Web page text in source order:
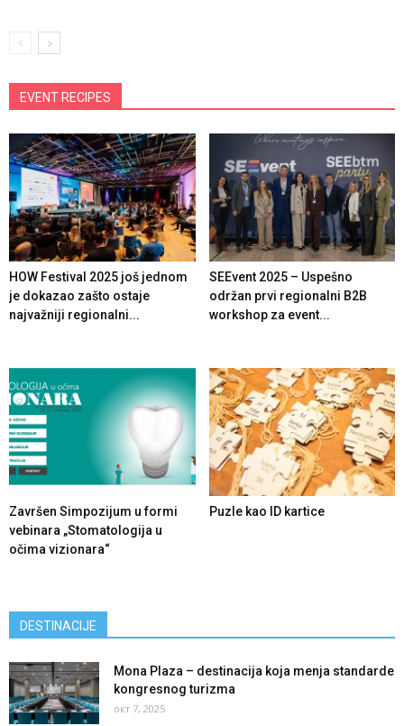
EVENT RECIPES
HOW Festival 2025 još jednom
je dokazao zašto ostaje
najvažniji regionalni...
SEEvent 2025 – Uspešno
održan prvi regionalni B2B
workshop za event...
Završen Simpozijum u formi
vebinara „Stomatologija u
očima vizionara“
Puzle kao ID kartice
DESTINACIJE
Mona Plaza – destinacija koja menja standarde
kongresnog turizma
окт 7, 2025